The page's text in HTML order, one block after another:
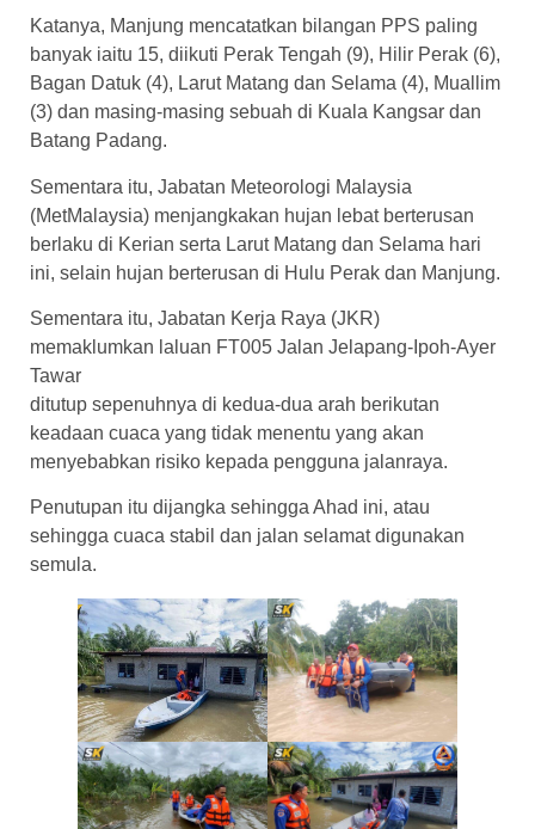
Katanya, Manjung mencatatkan bilangan PPS paling
banyak iaitu 15, diikuti Perak Tengah (9), Hilir Perak (6),
Bagan Datuk (4), Larut Matang dan Selama (4), Muallim
(3) dan masing-masing sebuah di Kuala Kangsar dan
Batang Padang.
Sementara itu, Jabatan Meteorologi Malaysia
(MetMalaysia) menjangkakan hujan lebat berterusan
berlaku di Kerian serta Larut Matang dan Selama hari
ini, selain hujan berterusan di Hulu Perak dan Manjung.
Sementara itu, Jabatan Kerja Raya (JKR)
memaklumkan laluan FT005 Jalan Jelapang-Ipoh-Ayer
Tawar
ditutup sepenuhnya di kedua-dua arah berikutan
keadaan cuaca yang tidak menentu yang akan
menyebabkan risiko kepada pengguna jalanraya.
Penutupan itu dijangka sehingga Ahad ini, atau
sehingga cuaca stabil dan jalan selamat digunakan
semula.